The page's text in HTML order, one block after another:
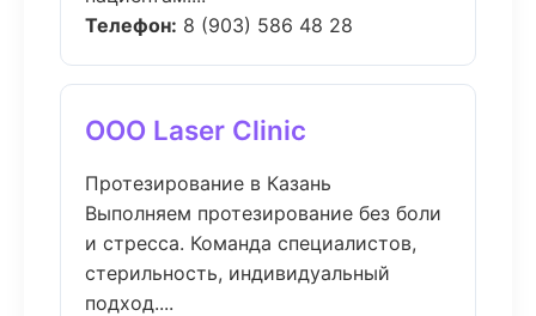
Телефон: 8 (903) 586 48 28
ООО Laser Clinic
Протезирование в Казань
Выполняем протезирование без боли
и стресса. Команда специалистов,
стерильность, индивидуальный
подход....